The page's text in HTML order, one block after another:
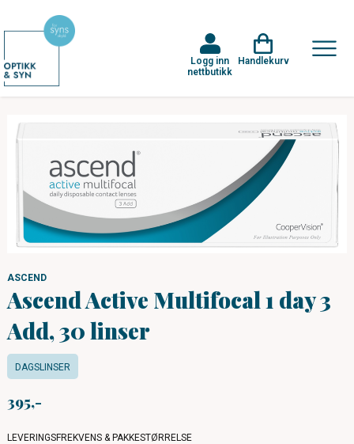
Logg inn
nettbutikk
Handlekurv
ASCEND
Ascend Active Multifocal 1 day 3
Add, 30 linser
DAGSLINSER
395
LEVERINGSFREKVENS & PAKKESTØRRELSE